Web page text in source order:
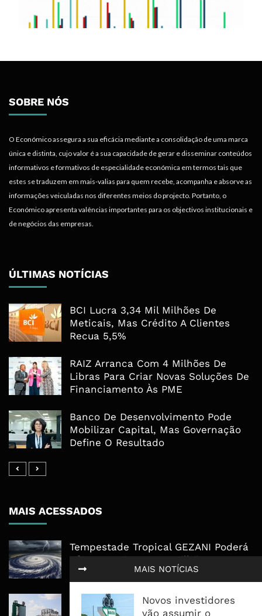
MAIS NOTÍCIAS
Novos investidores
vão assumir o
SOBRE NÓS
O Económico assegura a sua eficácia mediante a consolidação de uma marca
única e distinta, cujo valor é a sua capacidade de gerar e disseminar conteúdos
informativos e formativos de especialidade económica em termos tais que
estes se traduzem em mais-valias para quem recebe, acompanha e absorve as
informações veiculadas nos diferentes meios do projecto. Portanto, o
Económico apresenta valências importantes para os objectivos institucionais e
de negócios das empresas.
ÚLTIMAS NOTÍCIAS
BCI Lucra 3,34 Mil Milhões De
Meticais, Mas Crédito A Clientes
Recua 5,5%
RAIZ Arranca Com 4 Milhões De
Libras Para Criar Novas Soluções De
Financiamento Às PME
Banco De Desenvolvimento Pode
Mobilizar Capital, Mas Governação
Define O Resultado
MAIS ACESSADOS
Tempestade Tropical GEZANI Poderá
Afectar Mais De Um Milhão De
Pessoas No Centro E Sul ...
Governo admite nova operadora
para a Mozal após suspensão das